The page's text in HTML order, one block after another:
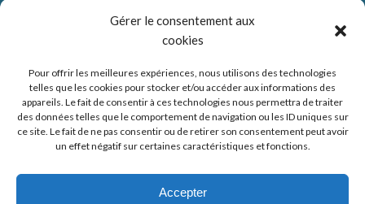
Gérer le consentement aux
cookies
Pour offrir les meilleures expériences, nous utilisons des technologies
telles que les cookies pour stocker et/ou accéder aux informations des
appareils. Le fait de consentir à ces technologies nous permettra de traiter
des données telles que le comportement de navigation ou les ID uniques sur
ce site. Le fait de ne pas consentir ou de retirer son consentement peut avoir
un effet négatif sur certaines caractéristiques et fonctions.
Accepter